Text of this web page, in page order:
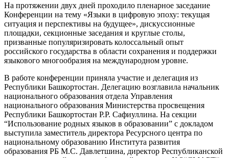
На протяжении двух дней проходило пленарное заседание
Конференции на тему «Языки в цифровую эпоху: текущая
ситуация и перспективы на будущее», дискуссионные
площадки, секционные заседания и круглые столы,
призванные популяризировать колоссальный опыт
российского государства в области сохранения и поддержки
языкового многообразия на международном уровне.
В работе конференции приняла участие и делегация из
Республики Башкортостан. Делегацию возглавила начальник
национального образования отдела Управления
национального образования Министерства просвещения
Республики Башкортостан Р.Р. Сафиуллина. На секции
“Использование родных языков в образовании” с докладом
выступила заместитель директора Ресурсного центра по
национальному образованию Института развития
образования РБ М.С. Давлетшина, директор Республиканской